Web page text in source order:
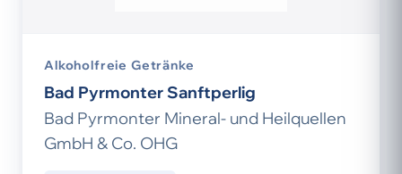
Alkoholfreie Getränke
Bad Pyrmonter Sanftperlig
Bad Pyrmonter Mineral- und Heilquellen
GmbH & Co. OHG